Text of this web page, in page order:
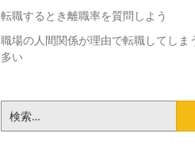
転職するとき離職率を質問しよう
職場の人間関係が理由で転職してしま
多い
索: